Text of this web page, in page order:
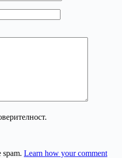
spam. Learn how your comment